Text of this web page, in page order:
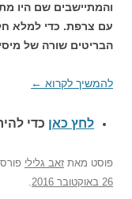
והמתיישבים שם היו
עם צרפת. כדי למלא
הבריטים שורה של
להמשיך לקרוא ←
לחץ כאן כדי
פוסט מאת זאב גלילי
26 באוקטובר 2016
.